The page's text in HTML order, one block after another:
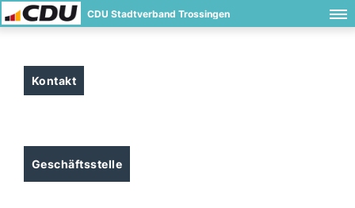
CDU Stadtverband Trossingen
Kontakt
Geschäftsstelle